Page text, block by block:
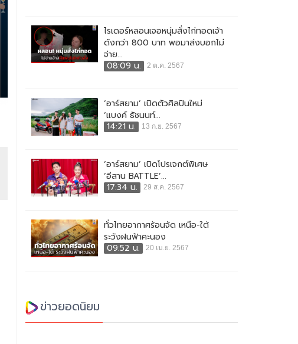
ไรเดอร์หลอนเจอหนุ่มสั่งไก่ทอดเจ้า
ดังกว่า 800 บาท พอมาส่งบอกไม่
จ่าย...
08:09 น.
2 ต.ค. 2567
‘อาร์สยาม’ เปิดตัวศิลปินใหม่
‘แบงค์ ธัชนนท์...
14:21 น.
13 ก.ย. 2567
‘อาร์สยาม’ เปิดโปรเจกต์พิเศษ
‘อีสาน BATTLE’...
17:34 น.
29 ส.ค. 2567
ทั่วไทยอากาศร้อนจัด เหนือ-ใต้
ระวังฝนฟ้าคะนอง
09:52 น.
20 เม.ย. 2567
ข่าวยอดนิยม